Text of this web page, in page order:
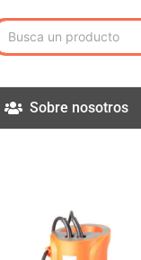
Sobre nosotros